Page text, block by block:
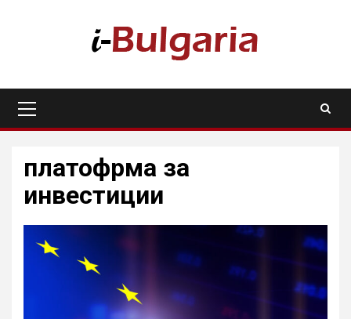
Menu
платофрма за
инвестиции